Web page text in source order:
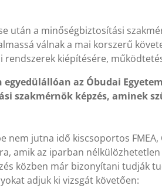
után a minőségbiztosítási
válnak a mai korszerű
rendszerek kiépítésére,
egyedülállóan az Óbudai
szakmérnök képzés, aminek
nem jutna idő kiscsoportos FMEA,
amik az iparban
közben már bizonyítani tudják
adjuk ki vizsgát követően: